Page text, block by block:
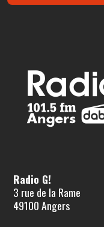
Radio G!
3 rue de la Rame
49100 Angers